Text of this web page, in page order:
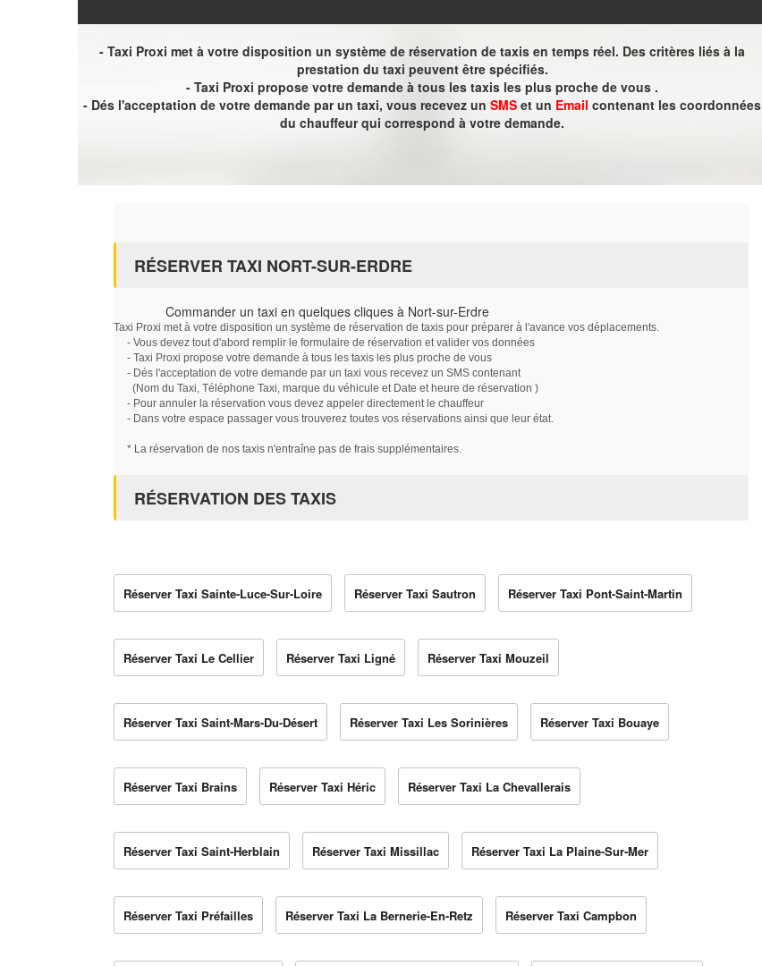
- Taxi Proxi met à votre disposition un système de réservation de taxis en temps réel. Des critères liés à la
prestation du taxi peuvent être spécifiés.
- Taxi Proxi propose votre demande à tous les taxis les plus proche de vous .
- Dés l'acceptation de votre demande par un taxi, vous recevez un SMS et un Email contenant les coordonnées
du chauffeur qui correspond à votre demande.
RÉSERVER TAXI NORT-SUR-ERDRE
Commander un taxi en quelques cliques à Nort-sur-Erdre
Taxi Proxi met à votre disposition un système de réservation de taxis pour préparer à l'avance vos déplacements.
- Vous devez tout d'abord remplir le formulaire de réservation et valider vos données
- Taxi Proxi propose votre demande à tous les taxis les plus proche de vous
- Dés l'acceptation de votre demande par un taxi vous recevez un SMS contenant
(Nom du Taxi, Téléphone Taxi, marque du véhicule et Date et heure de réservation )
- Pour annuler la réservation vous devez appeler directement le chauffeur
- Dans votre espace passager vous trouverez toutes vos réservations ainsi que leur état.
* La réservation de nos taxis n'entraîne pas de frais supplémentaires.
RÉSERVATION DES TAXIS
Réserver Taxi Sainte-Luce-Sur-Loire Réserver Taxi Sautron Réserver Taxi Pont-Saint-Martin
Réserver Taxi Le Cellier Réserver Taxi Ligné Réserver Taxi Mouzeil
Réserver Taxi Saint-Mars-Du-Désert Réserver Taxi Les Sorinières Réserver Taxi Bouaye
Réserver Taxi Brains Réserver Taxi Héric Réserver Taxi La Chevallerais
Réserver Taxi Saint-Herblain Réserver Taxi Missillac Réserver Taxi La Plaine-Sur-Mer
Réserver Taxi Préfailles Réserver Taxi La Bernerie-En-Retz Réserver Taxi Campbon